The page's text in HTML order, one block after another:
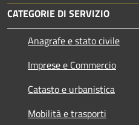
CATEGORIE DI SERVIZIO
Anagrafe e stato civile
Imprese e Commercio
Catasto e urbanistica
Mobilità e trasporti